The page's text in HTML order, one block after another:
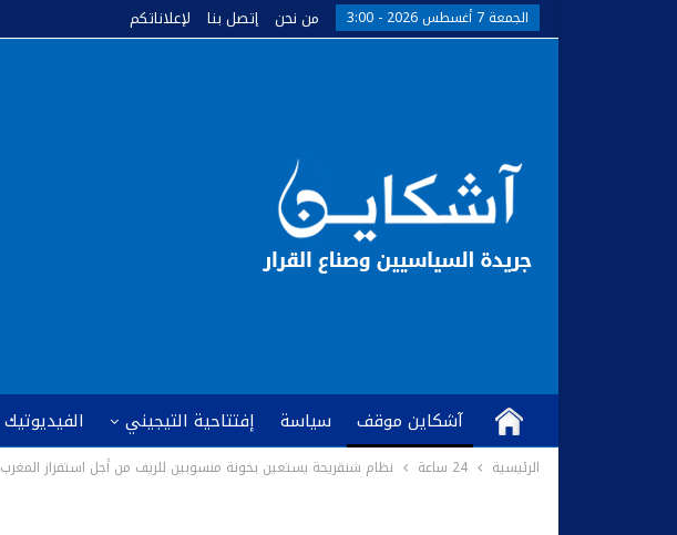
الجمعة 7 أغسطس 2026 - 3:00 من نحن إتصل بنا لإعلاناتكم
آشكاين موقف سياسة إفتتاحية التيجيني الفيديوتيك
كُتّاب وآراء
آشكاين TV الرئيسية 24 ساعة نظام شنقريحة يستعين بخونة منسوبين للريف من أجل استفزاز المغرب